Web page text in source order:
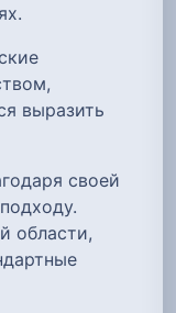
выразить
своей
области,